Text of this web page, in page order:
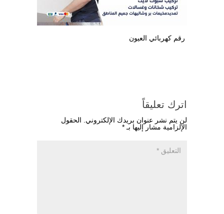
رقم كهربائي العيون
اترك تعليقاً
لن يتم نشر عنوان بريدك الإلكتروني.
الحقول
الإلزامية مشار إليها بـ *